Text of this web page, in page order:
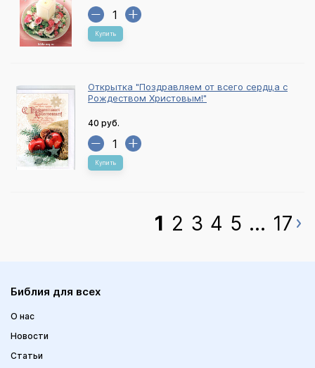
Купить
Открытка "Поздравляем от всего сердца с
Рождеством Христовым!"
40 руб.
Купить
1 2 3 4 5 ... 17
Библия для всех
О нас
Новости
Статьи